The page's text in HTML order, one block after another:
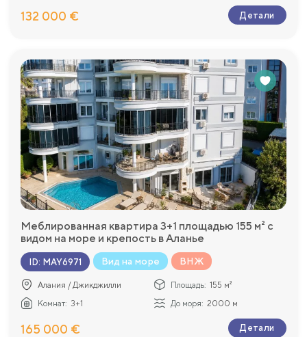
132 000 € Детали
Меблированная квартира 3+1 площадью 155 м² с
видом на море и крепость в Аланье
ID: MAY6971 Вид на море ВНЖ
Алания / Джикджилли Площадь: 155 м²
Комнат: 3+1 До моря: 2000 м
165 000 € Детали